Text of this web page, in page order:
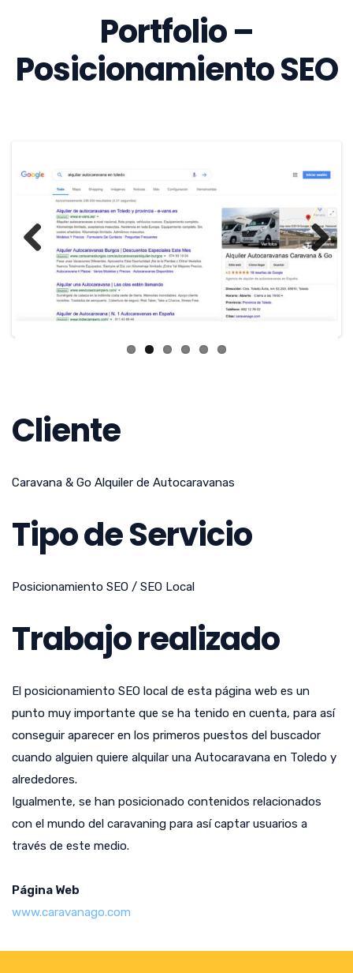
Portfolio –
Posicionamiento SEO
Cliente
Caravana & Go Alquiler de Autocaravanas
Tipo de Servicio
Posicionamiento SEO / SEO Local
Trabajo realizado
El posicionamiento SEO local de esta página web es un
punto muy importante que se ha tenido en cuenta, para así
conseguir aparecer en los primeros puestos del buscador
cuando alguien quiere alquilar una Autocaravana en Toledo y
alrededores.
Igualmente, se han posicionado contenidos relacionados
con el mundo del caravaning para así captar usuarios a
través de este medio.
Página Web
www.caravanago.com